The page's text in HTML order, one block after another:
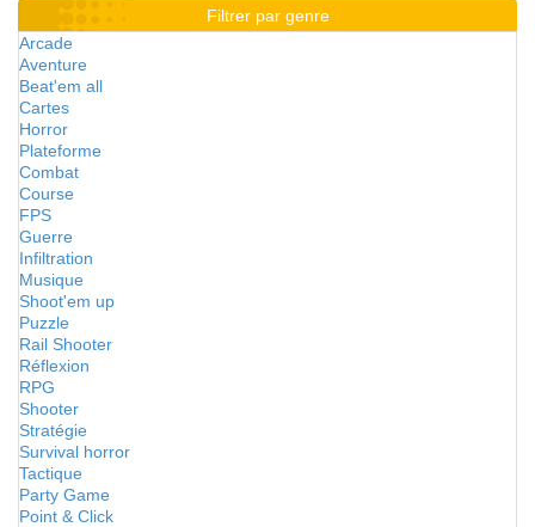
Filtrer par genre
Arcade
Aventure
Beat'em all
Cartes
Horror
Plateforme
Combat
Course
FPS
Guerre
Infiltration
Musique
Shoot'em up
Puzzle
Rail Shooter
Réflexion
RPG
Shooter
Stratégie
Survival horror
Tactique
Party Game
Point & Click